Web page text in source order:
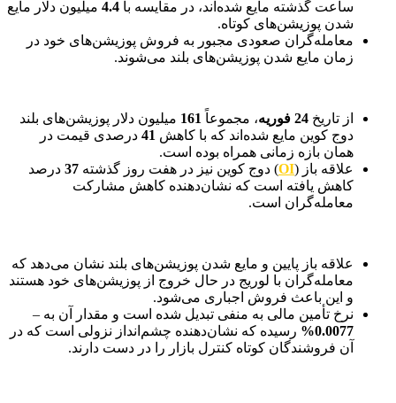
ساعت گذشته مایع شده‌اند، در مقایسه با 4.4 میلیون دلار مایع
شدن پوزیشن‌های کوتاه.
معامله‌گران صعودی مجبور به فروش پوزیشن‌های خود در
زمان مایع شدن پوزیشن‌های بلند می‌شوند.
از تاریخ ، مجموعاً 161 میلیون دلار پوزیشن‌های بلند
دوج کوین مایع شده‌اند که با کاهش 41 درصدی قیمت در
همان بازه زمانی همراه بوده است.
علاقه باز (OI) دوج کوین نیز در هفت روز گذشته 37 درصد
کاهش یافته است که نشان‌دهنده کاهش مشارکت
معامله‌گران است.
علاقه باز پایین و مایع شدن پوزیشن‌های بلند نشان می‌دهد که
معامله‌گران با لوریج در حال خروج از پوزیشن‌های خود هستند
و این باعث فروش اجباری می‌شود.
نرخ تأمین مالی به منفی تبدیل شده است و مقدار آن به –
0.0077%
رسیده که نشان‌دهنده چشم‌انداز نزولی است که در
آن فروشندگان کوتاه کنترل بازار را در دست دارند.